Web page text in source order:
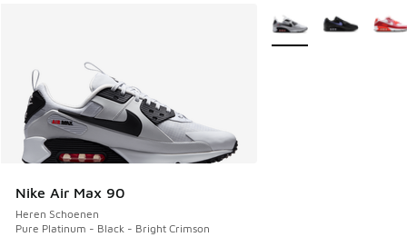
Nike Air Max 90
Heren Schoenen
Pure Platinum - Black - Bright Crimson
Meer kleuren